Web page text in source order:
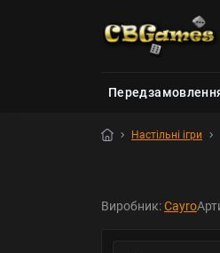
Настільні ігри
Виробник:Cayro